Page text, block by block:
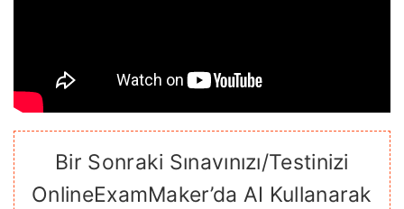
Bir Sonraki Sınavınızı/Testinizi
OnlineExamMaker’da AI Kullanarak